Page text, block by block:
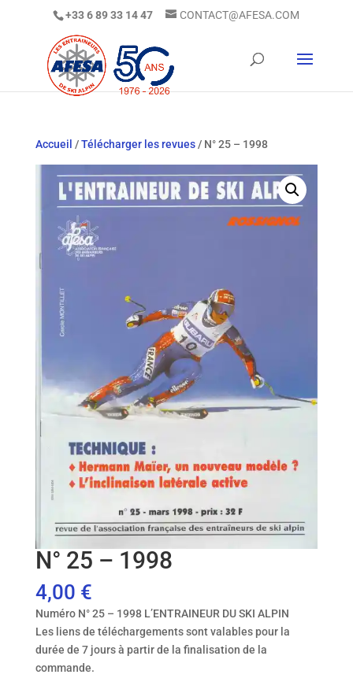
+33 6 89 33 14 47 CONTACT@AFESA.COM
Accueil /Télécharger les revues/ N° 25 – 1998
N° 25 – 1998
4,00 €
Numéro N° 25 – 1998 L’ENTRAINEUR DU SKI ALPIN
Les liens de téléchargements sont valables pour la
durée de 7 jours à partir de la finalisation de la
commande.